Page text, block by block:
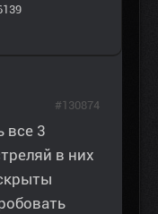
все 3
в них
#130874